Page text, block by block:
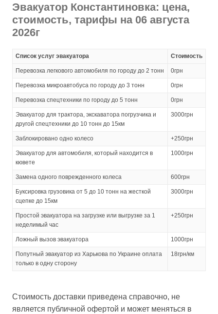
Эвакуатор Константиновка: цена,
стоимость, тарифы на 06 августа
2026г
Список услуг эвакуатора Стоимость
Перевозка легкового автомобиля по городу до 2 тонн 0грн
Перевозка микроавтобуса по городу до 3 тонн 0грн
Перевозка спецтехники по городу до 5 тонн 0грн
Эвакуатор для трактора, экскаватора погрузчика и
другой спецтехники до 10 тонн до 15км
3000грн
Заблокировано одно колесо +250грн
Эвакуатор для автомобиля, который находится в
кювете
1000грн
Замена одного поврежденного колеса 600грн
Буксировка грузовика от 5 до 10 тонн на жесткой
сцепке до 15км
3000грн
Простой эвакуатора на загрузке или выгрузке за 1
неделимый час
+250грн
Ложный вызов эвакуатора 1000грн
Попутный эвакуатор из Харькова по Украине оплата
только в одну сторону
18грн/км
Стоимость доставки приведена справочно, не
является публичной офертой и может меняться в